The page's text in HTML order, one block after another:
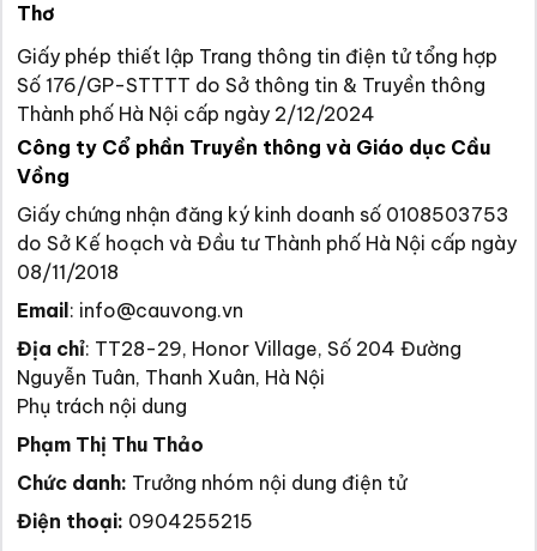
Thơ
Giấy phép thiết lập Trang thông tin điện tử tổng hợp
Số 176/GP-STTTT do Sở thông tin & Truyền thông
Thành phố Hà Nội cấp ngày 2/12/2024
Công ty Cổ phần Truyền thông và Giáo dục Cầu
Vồng
Giấy chứng nhận đăng ký kinh doanh số 0108503753
do Sở Kế hoạch và Đầu tư Thành phố Hà Nội cấp ngày
08/11/2018
Email : info@cauvong.vn
Địa chỉ: TT28-29, Honor Village, Số 204 Đường
Nguyễn Tuân, Thanh Xuân, Hà Nội
Phụ trách nội dung
Phạm Thị Thu Thảo
Chức danh: Trưởng nhóm nội dung điện tử
Điện thoại: 0904255215